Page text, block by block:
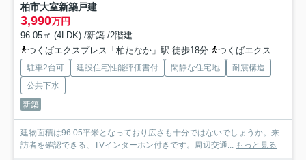
柏市大室新築戸建
3,990万円
96.05㎡ (4LDK) /新築 /2階建
つくばエクスプレス「柏たなか」駅 徒歩18分
つくばエクスプレス「柏の葉キャンパス」駅 徒歩33分
駐車2台可 建設住宅性能評価書付 閑静な住宅地
耐震構造
公共下水
新築
建物面積は96.05平米となっており広さも十分ではないでしょうか。来
訪者を確認できる、TVインターホン付きです。周辺交通... もっと見る